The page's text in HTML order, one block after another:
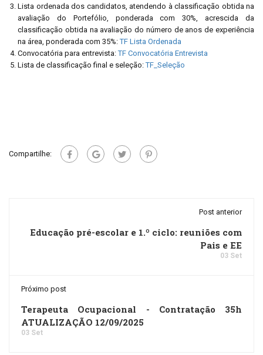
Lista ordenada dos candidatos, atendendo à classificação obtida na
avaliação do Portefólio, ponderada com 30%, acrescida da
classificação obtida na avaliação do número de anos de experiência
na área, ponderada com 35%:TF Lista Ordenada
Convocatória para entrevista:TF Convocatória Entrevista
Lista de classificação final e seleção:TF_Seleção
Compartilhe:
Post anterior
Educação pré-escolar e 1.º ciclo: reuniões com
Pais e EE
03 Set
Próximo post
Terapeuta Ocupacional - Contratação 35h
ATUALIZAÇÃO 12/09/2025
03 Set